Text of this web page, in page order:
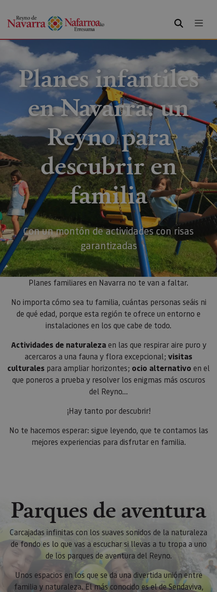
BUSCAR
Planes infantiles
en Navarra: un
Reyno para
descubrir en
familia
Con un montón de actividades con risas
garantizadas
Planes familiares en Navarra no te van a faltar.
No importa cómo sea tu familia, cuántas personas seáis ni
de qué edad, porque esta región te ofrece un entorno e
instalaciones en los que cabe de todo.
Actividades de naturalezaen las que respirar aire puro y
acercaros a una fauna y flora excepcional; visitas
culturales para ampliar horizontes; ocio alternativo en el
que poneros a prueba y resolver los enigmas más oscuros
del Reyno…
¡Hay tanto por descubrir!
No te hacemos esperar: sigue leyendo, que te contamos las
mejores experiencias para disfrutar en familia.
Parques de aventura
Carcajadas infinitas con los suaves sonidos de la naturaleza
de fondo es lo que vas a escuchar si llevas a tu tropa a uno
de los parques de aventura del Reyno.
Unos espacios en los que se da una divertida unión entre
familia y naturaleza. El más conocido es el de Sendaviva,